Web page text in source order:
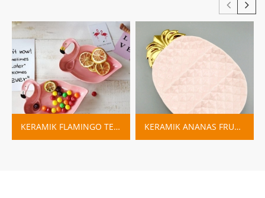
KERAMIK FLAMINGO TELLER TRINKET GERICHT KERAMIK ANANAS FRUCHTSCHALE ROSA BLAU